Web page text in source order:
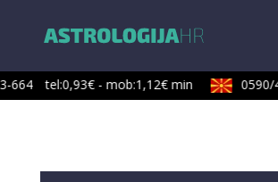
664 tel:0,93€ - mob:1,12€ min 0590/